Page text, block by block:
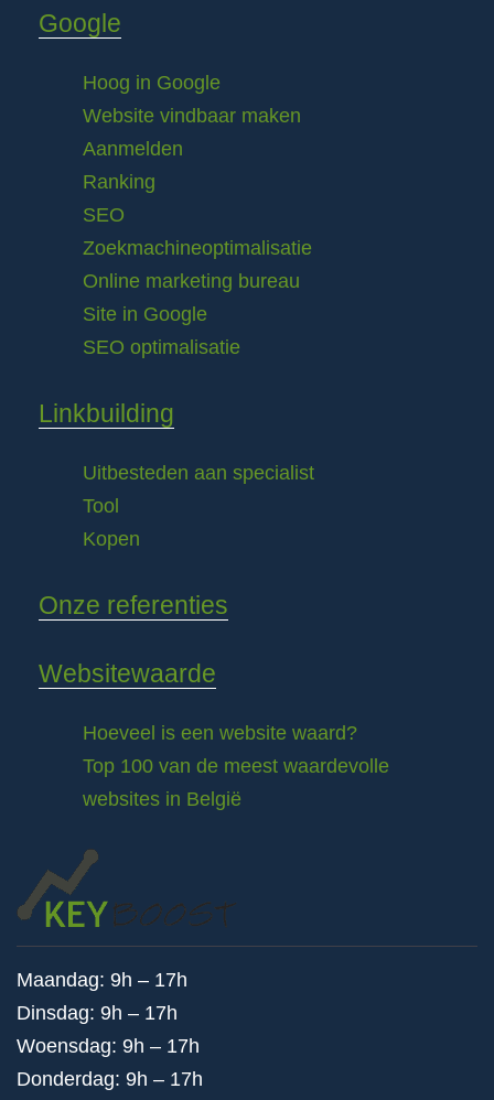
Google
Hoog in Google
Website vindbaar maken
Aanmelden
Ranking
SEO
Zoekmachineoptimalisatie
Online marketing bureau
Site in Google
SEO optimalisatie
Linkbuilding
Uitbesteden aan specialist
Tool
Kopen
Onze referenties
Websitewaarde
Hoeveel is een website waard?
Top 100 van de meest waardevolle
websites in België
Maandag: 9h – 17h
Dinsdag: 9h – 17h
Woensdag: 9h – 17h
Donderdag: 9h – 17h